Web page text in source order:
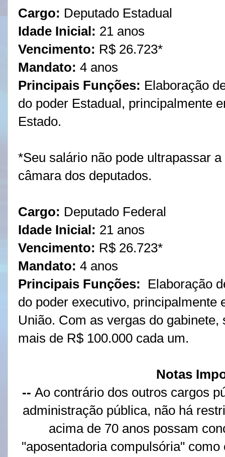
Cargo: Deputado Estadual
Idade Inicial: 21 anos
Vencimento: R$ 26.723*
Mandato: 4 anos
Principais Funções: Elaboração
do poder Estadual, principalmente
Estado.
*Seu salário não pode ultrapassar
câmara dos deputados.
Cargo: Deputado Federal
Idade Inicial: 21 anos
Vencimento: R$ 26.723*
Mandato: 4 anos
Principais Funções:
Elaboração
do poder executivo, principalmente
União. Com as vergas do
mais de R$ 100.000 cada um.
Notas
-- Ao contrário dos outros cargos
administração pública, não há
acima de 70 anos possam
"aposentadoria compulsória"